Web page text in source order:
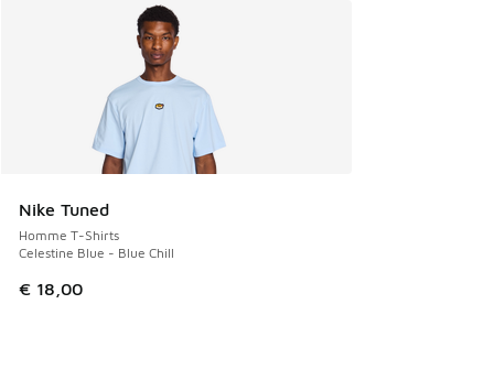
Nike Tuned
Homme T-Shirts
Celestine Blue - Blue Chill
€ 18,00